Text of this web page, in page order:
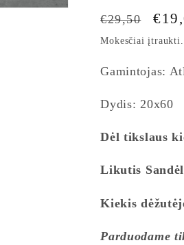
Įprasta
kaina
€29,50
kaina
Mokesčiai įtraukti.
Gamintojas:
Dydis: 20x60
Dėl tikslaus
Likutis
Kiekis
Parduodame